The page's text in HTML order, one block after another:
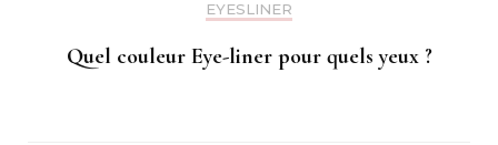
EYESLINER
Quel couleur Eye-liner pour quels yeux ?